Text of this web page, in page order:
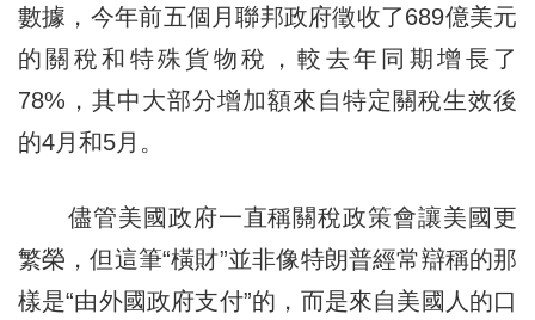
數據，今年前五個月聯邦政府徵收了689億美元
的關稅和特殊貨物稅，較去年同期增長了
78%，其中大部分增加額來自特定關稅生效後
的4月和5月。
儘管美國政府一直稱關稅政策會讓美國更
繁榮，但這筆“橫財”並非像特朗普經常辯稱的那
樣是“由外國政府支付”的，而是來自美國人的口